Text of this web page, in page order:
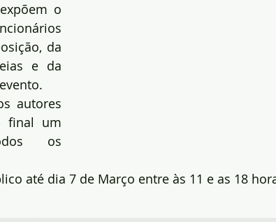
o
da
e da
autores
final um
os
até dia 7 de Março entre às 11 e as 18